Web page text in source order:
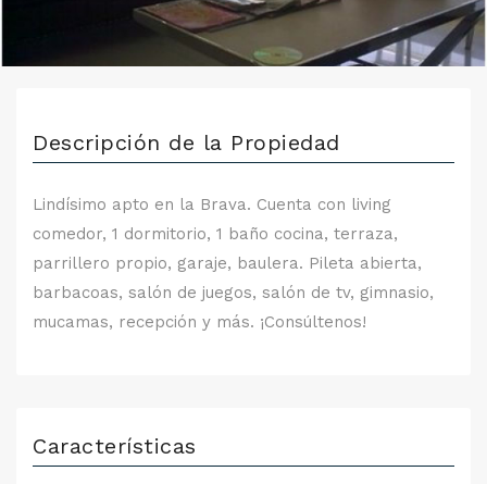
Descripción de la Propiedad
Lindísimo apto en la Brava. Cuenta con living
comedor, 1 dormitorio, 1 baño cocina, terraza,
parrillero propio, garaje, baulera. Pileta abierta,
barbacoas, salón de juegos, salón de tv, gimnasio,
mucamas, recepción y más. ¡Consúltenos!
Características